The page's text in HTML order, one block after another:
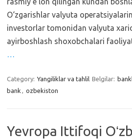
O‘zgarishlar valyuta
investorlar tomonidan valyuta
ayirboshlash shoxobchalari
…
Category: Yangiliklar va tahlil Belgilar:
bank , ozbekiston
Yevropa Ittifoqi